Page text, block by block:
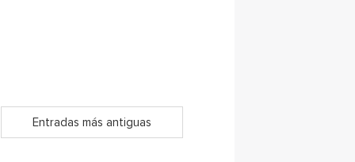
Entradas más antiguas